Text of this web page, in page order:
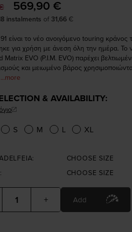
569,90 €
instalments of 31,66 €
είναι το νέο ανοιγόμενο touring κράνος
για χρήση με άνεση όλη την ημέρα.
Matrix EVO (P.I.M. EVO) παρέχει
και μειωμένο βάρος
...more
& AVAILABILITY:
S M L XL
CHOOSE SIZE
CHOOSE SIZE
+ Add